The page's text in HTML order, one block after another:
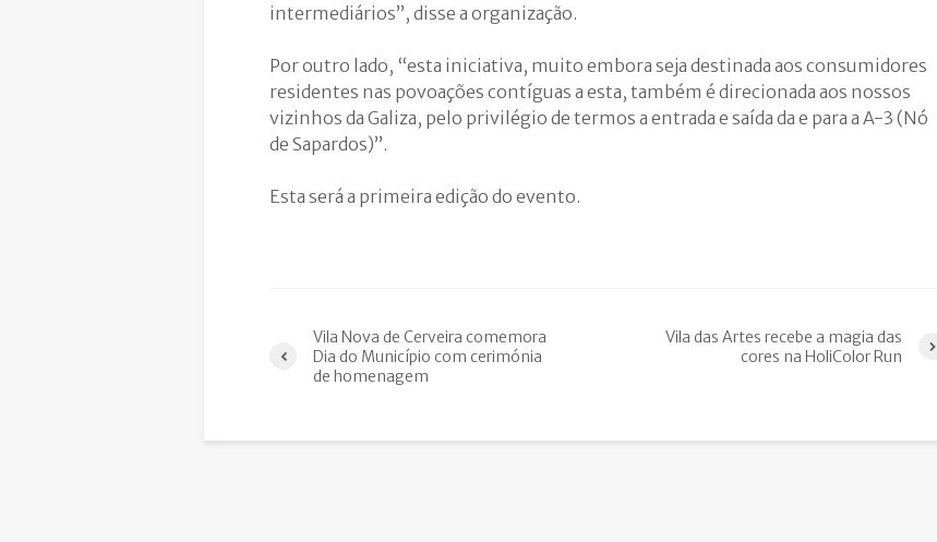
intermediários”, disse a organização.
Por outro lado, “esta iniciativa, muito embora seja destinada aos consumidores
residentes nas povoações contíguas a esta, também é direcionada aos nossos
vizinhos da Galiza, pelo privilégio de termos a entrada e saída da e para a A-3 (Nó
de Sapardos)”.
Esta será a primeira edição do evento.
Vila Nova de Cerveira comemora
Dia do Município com cerimónia
de homenagem
Vila das Artes recebe a magia das
cores na HoliColor Run